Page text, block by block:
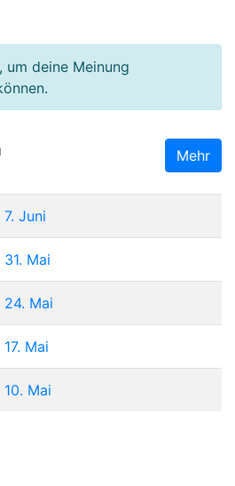
, um deine Meinung
Mehr
Juni
Mai
Mai
Mai
Mai